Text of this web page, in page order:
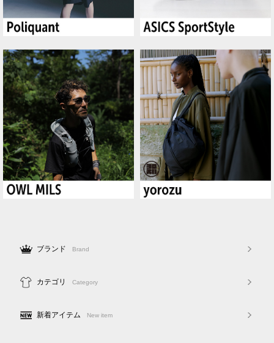
ブランド Brand
カテゴリ Category
新着アイテム New item